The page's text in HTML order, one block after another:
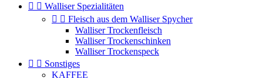
  Walliser Spezialitäten
  Fleisch aus dem Walliser Spycher
Walliser Trockenfleisch
Walliser Trockenschinken
Walliser Trockenspeck
  Sonstiges
KAFFEE